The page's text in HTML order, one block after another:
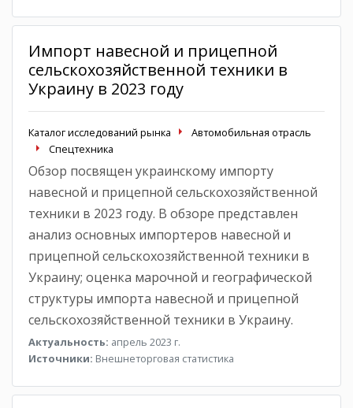
Импорт навесной и прицепной
сельскохозяйственной техники в
Украину в 2023 году
Каталог исследований рынка
Автомобильная отрасль
Спецтехника
Обзор посвящен украинскому импорту
навесной и прицепной сельскохозяйственной
техники в 2023 году. В обзоре представлен
анализ основных импортеров навесной и
прицепной сельскохозяйственной техники в
Украину; оценка марочной и географической
структуры импорта навесной и прицепной
сельскохозяйственной техники в Украину.
Актуальность: апрель 2023 г.
Источники: Внешнеторговая статистика